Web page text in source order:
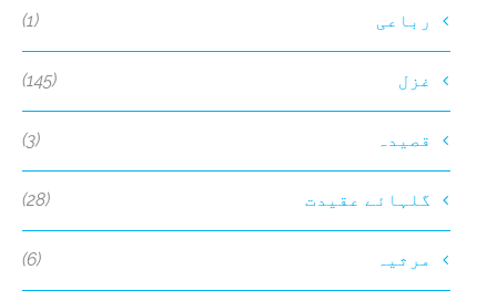
رباعی (1)
غزل (145)
قصیدہ (3)
گلہائے عقیدت (28)
مرثیہ (6)